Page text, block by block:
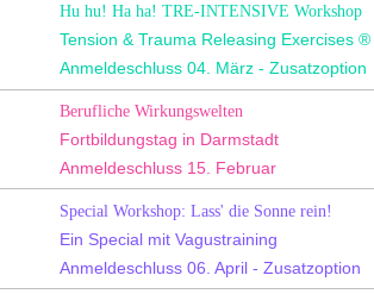
Hu hu! Ha ha! TRE-INTENSIVE Workshop
Tension & Trauma Releasing Exercises ®
Anmeldeschluss 04. März - Zusatzoption
Berufliche Wirkungswelten
Fortbildungstag in Darmstadt
Anmeldeschluss 15. Februar
Special Workshop: Lass' die Sonne rein!
Ein Special mit Vagustraining
Anmeldeschluss 06. April - Zusatzoption